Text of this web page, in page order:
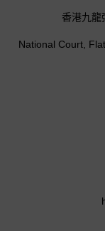
香港九龍
National Court,